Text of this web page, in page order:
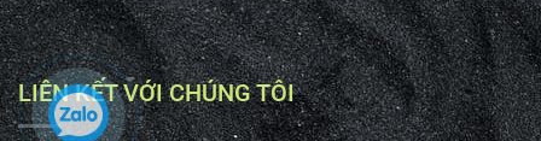
LIÊN KẾT VỚI CHÚNG TÔI